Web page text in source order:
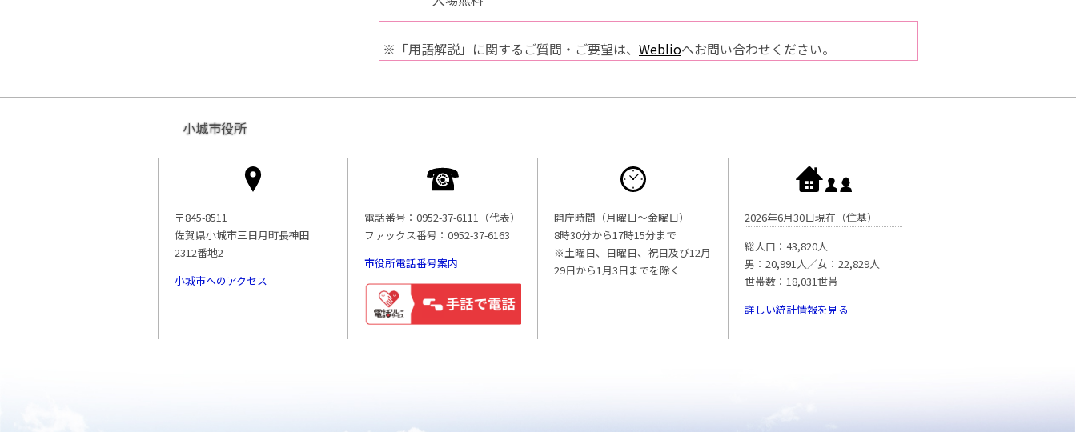
※「用語解説」に関するご質問・ご要望は、 Weblioへお問い合わせください。
小城市役所
〒845-8511
佐賀県小城市三日月町長神田
2312番地2
小城市へのアクセス
電話番号：0952-37-6111（代表）
ファックス番号：0952-37-6163
市役所電話番号案内
開庁時間（月曜日〜金曜日）
8時30分から17時15分まで
※土曜日、日曜日、祝日及び12月
29日から1月3日までを除く
2026年6月30日現在（住基）
総人口：43,820人
男：20,991人／女：22,829人
世帯数：18,031世帯
詳しい統計情報を見る